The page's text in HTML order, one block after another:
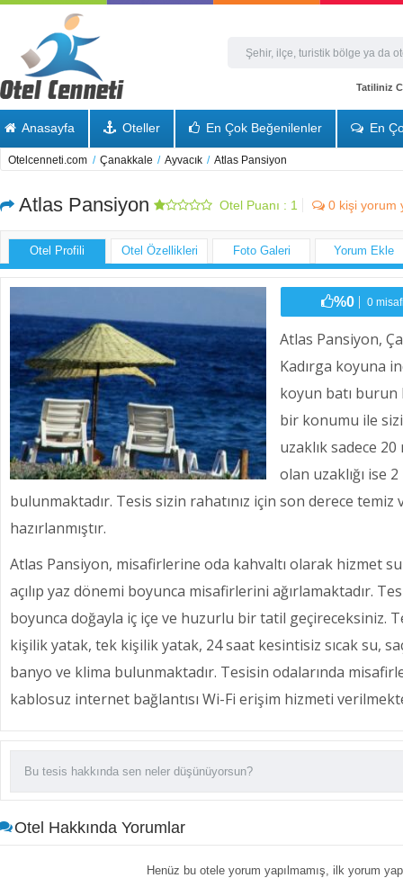
Tatiliniz
Anasayfa Oteller En Çok Beğenilenler En
Otelcenneti.com / Çanakkale / Ayvacık / Atlas Pansiyon
Atlas Pansiyon Otel Puanı : 1 0 kişi yorum
Otel Profili Otel Özellikleri Foto Galeri Yorum Ekle
%0 0
Atlas Pansiyon,
Kadırga koyuna
koyun batı burun
bir konumu ile sizi
uzaklık sadece
olan uzaklığı ise
bulunmaktadır. Tesis sizin rahatınız için son derece
hazırlanmıştır.
Atlas Pansiyon, misafirlerine oda kahvaltı olarak hizmet
açılıp yaz dönemi boyunca misafirlerini ağırlamaktadır.
boyunca doğayla iç içe ve huzurlu bir tatil geçireceksiniz.
kişilik yatak, tek kişilik yatak, 24 saat kesintisiz sıcak su,
banyo ve klima bulunmaktadır. Tesisin odalarında
kablosuz internet bağlantısı Wi-Fi erişim hizmeti
Otel Hakkında Yorumlar
Henüz bu otele yorum yapılmamış, ilk yorum